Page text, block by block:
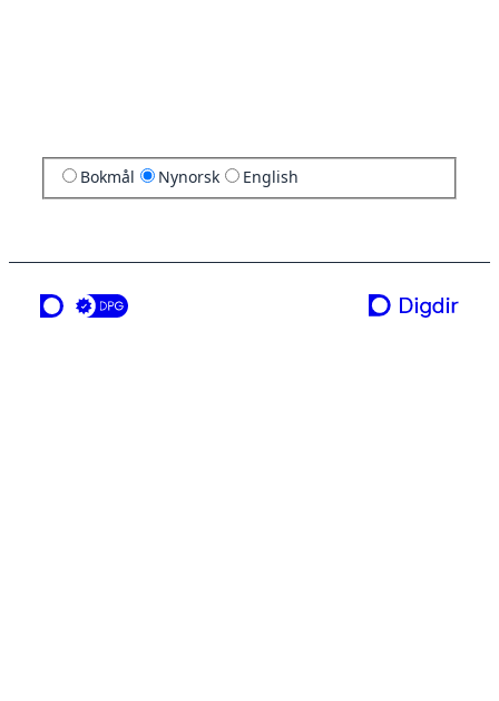
Bokmål Nynorsk English